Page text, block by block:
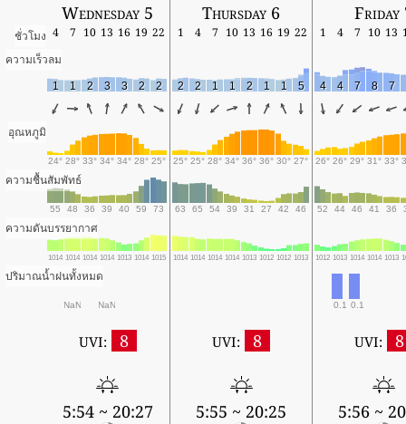
Wednesday 5 Thursday 6 Friday
ชั่วโมง 4 7 10 13 16 19 22 1 4 7 10 13 16 19 22 1 4 7 10 13
ความเร็วลม
1 1 2 3 3 2 2 2 2 1 1 2 1 1 5 4 4 7 8 7
อุณหภูมิ
24° 28° 33° 34° 34° 28° 25° 25° 25° 28° 34° 36° 36° 30° 27° 26° 26° 29° 31° 33°
ความชื้นสัมพัทธ์
55 48 36 39 40 59 73 63 65 54 39 31 27 42 46 52 44 46 41 36
ความดันบรรยากาศ
1014 1014 1014 1014 1013 1014 1015 1014 1014 1014 1014 1013 1012 1012 1013 1012 1013 1014 1014 1013
ปริมาณน้ำฝนทั้งหมด
NaN NaN 0.1 0.1
UVI: 8
5:54 ~ 20:27
UVI: 8
5:55 ~ 20:25
UVI: 8
5:56 ~